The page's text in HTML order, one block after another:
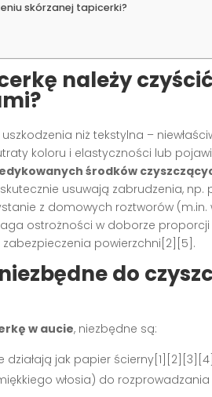
skórzanej tapicerki?
należy
niż tekstylna –
koloru i elastyczności lub
środków
usuwają zabrudzenia, np.
z domowych roztworów
ostrożności w doborze
powierzchni[2][5].
do
w aucie, niezbędne są:
działają jak papier ścierny[1][2][3][4]
włosia) do